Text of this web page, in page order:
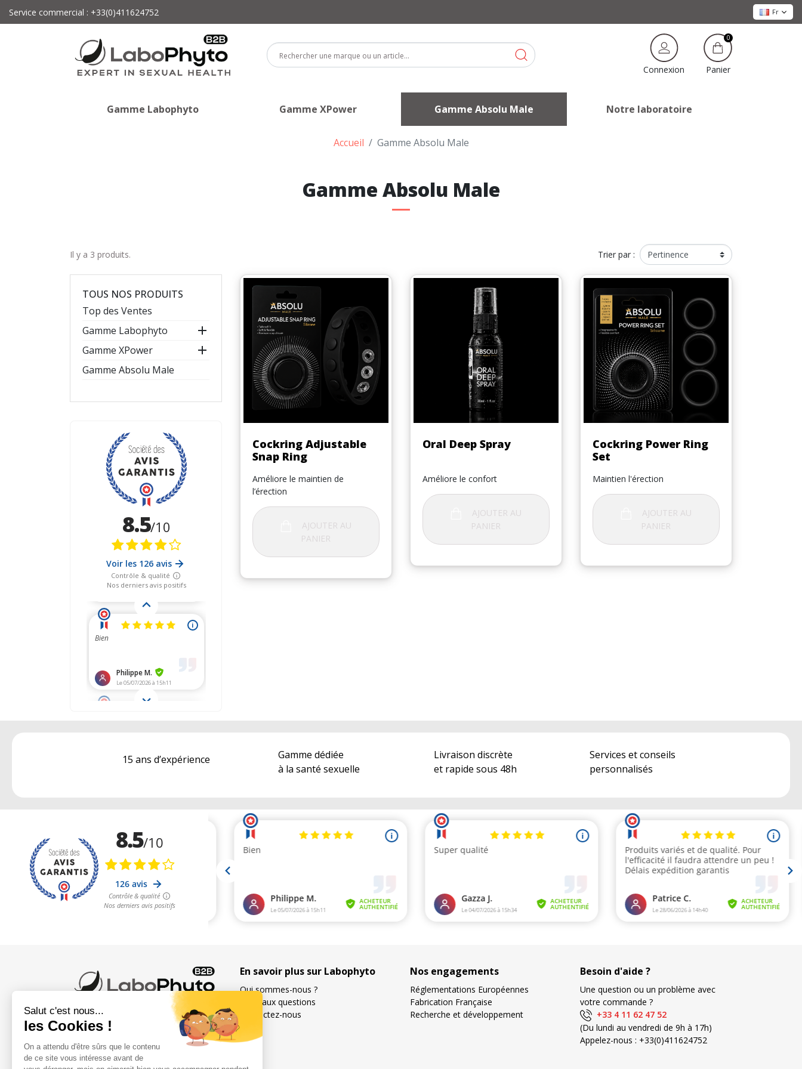
Service commercial : +33(0)411624752 Fr
Connexion
0
Panier
Gamme Labophyto Gamme XPower Gamme Absolu Male Notre laboratoire
Accueil Gamme Absolu Male
Gamme Absolu Male
Il y a 3 produits. Trier par :
TOUS NOS PRODUITS
Top des Ventes
Gamme Labophyto

Gamme XPower 
Gamme Absolu Male
Aperçu rapide
Cockring Adjustable
Snap Ring
Améliore le maintien de
l’érection
PANIER
Aperçu rapide
Oral Deep Spray
Améliore le confort
PANIER
Aperçu rapide
Cockring Power Ring
Set
Maintien l'érection
PANIER
15 ans d’expérience
Gamme dédiée
à la santé sexuelle
Livraison discrète
et rapide sous 48h
Services et conseils
personnalisés
Spécialiste français des
pour la sexualité et la fertilité
de l’homme et de la femme
En savoir plus sur Labophyto
Qui sommes-nous ?
Foire aux questions
Contactez-nous
Nos engagements
Réglementations Européennes
Fabrication Française
Recherche et développement
Besoin d'aide ?
Une question ou un problème avec
votre commande ?
+33 4 11 62 47 52
(Du lundi au vendredi de 9h à 17h)
Appelez-nous : +33(0)411624752